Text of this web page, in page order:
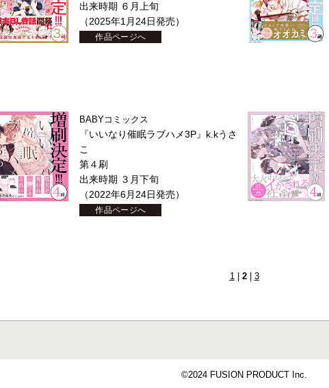
出来時期 ６月上旬
（2025年1月24日発売）
作品ページへ
BABYコミックス
『いいなり催眠ラブハメ3P』k.kうさ
こ
第４刷
出来時期 ３月下旬
（2022年6月24日発売）
作品ページへ
1 2| 3
©2024 FUSION PRODUCT Inc.